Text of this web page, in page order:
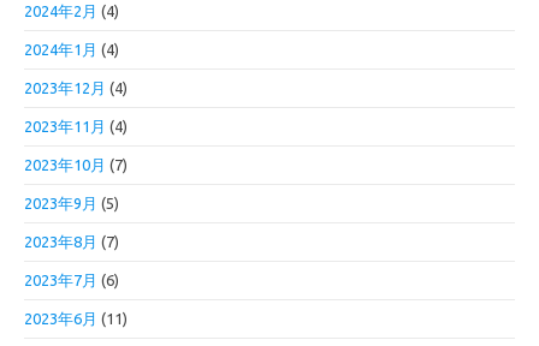
2024年2月 (4)
2024年1月 (4)
2023年12月 (4)
2023年11月 (4)
2023年10月 (7)
2023年9月 (5)
2023年8月 (7)
2023年7月 (6)
2023年6月 (11)